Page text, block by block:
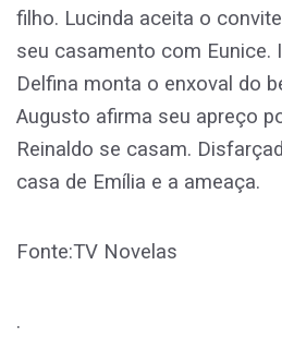
filho. Lucinda aceita o
seu casamento com Eunice.
Delfina monta o enxoval do
Augusto afirma seu apreço
Reinaldo se casam.
casa de Emília e a ameaça.
Fonte:TV Novelas
.